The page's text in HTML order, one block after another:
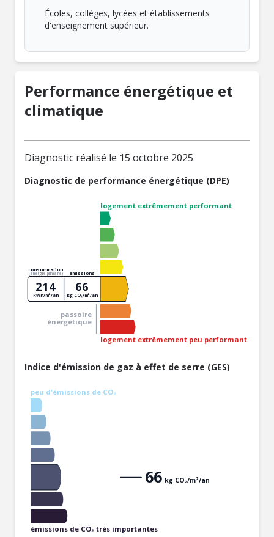
Écoles, collèges, lycées et établissements
d'enseignement supérieur.
Performance énergétique et
climatique
Diagnostic réalisé le 15 octobre 2025
Diagnostic de performance énergétique (DPE)
logement extrêmement performant
logement extrêmement peu performant
passoire
énergétique
consommation
(énergie primaire) émissions
214
kWh/m²/an
66
kg CO₂/m²/an
Indice d'émission de gaz à effet de serre (GES)
peu d'émissions de CO₂
émissions de CO₂ très importantes
66 kg CO₂/m²/an